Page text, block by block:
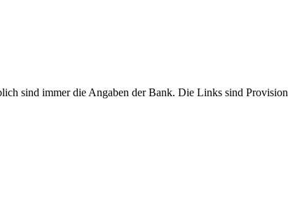
sind immer die Angaben der Bank. Die Links sind